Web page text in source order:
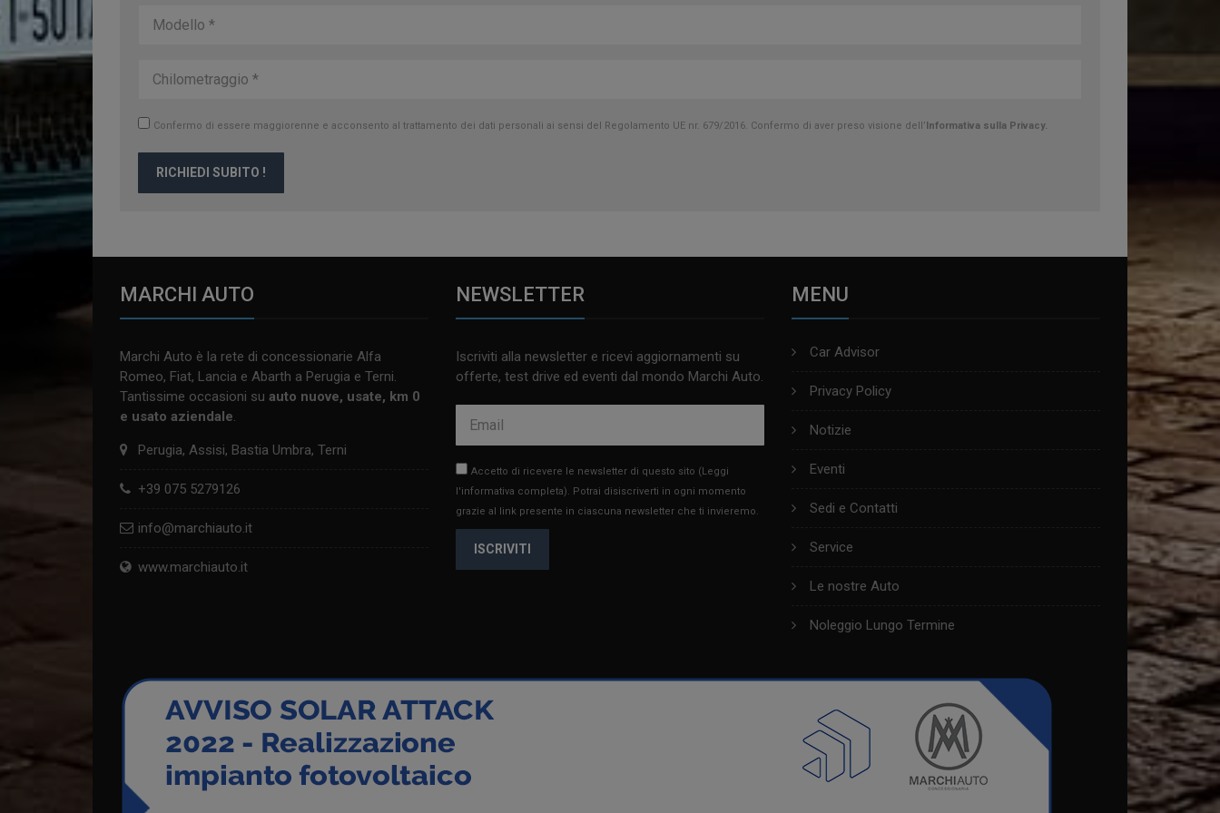
Confermo di essere maggiorenne e acconsento al trattamento dei dati personali ai sensi del Regolamento UE nr. 679/2016. Confermo di aver preso visione dell’Informativa sulla Privacy.
RICHIEDI SUBITO !
MARCHI AUTO
Marchi Auto è la rete di concessionarie Alfa
Romeo, Fiat, Lancia e Abarth a Perugia e Terni.
Tantissime occasioni su auto nuove, usate, km 0
e usato aziendale.
Perugia, Assisi, Bastia Umbra, Terni
+39 075 5279126
info@marchiauto.it
www.marchiauto.it
NEWSLETTER
Iscriviti alla newsletter e ricevi aggiornamenti su
offerte, test drive ed eventi dal mondo Marchi Auto.
Accetto di ricevere le newsletter di questo sito (Leggi
l'informativa completa). Potrai disiscriverti in ogni momento
grazie al link presente in ciascuna newsletter che ti invieremo.
ISCRIVITI
MENU
Car Advisor
Privacy Policy
Notizie
Eventi
Sedi e Contatti
Service
Le nostre Auto
Noleggio Lungo Termine